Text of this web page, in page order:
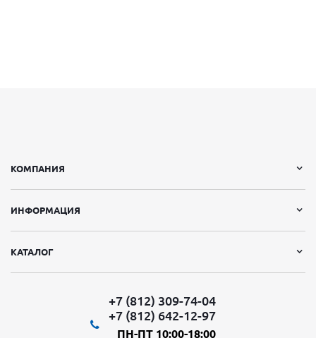
КОМПАНИЯ
ИНФОРМАЦИЯ
КАТАЛОГ
+7 (812) 309-74-04
+7 (812) 642-12-97
ПН-ПТ 10:00-18:00